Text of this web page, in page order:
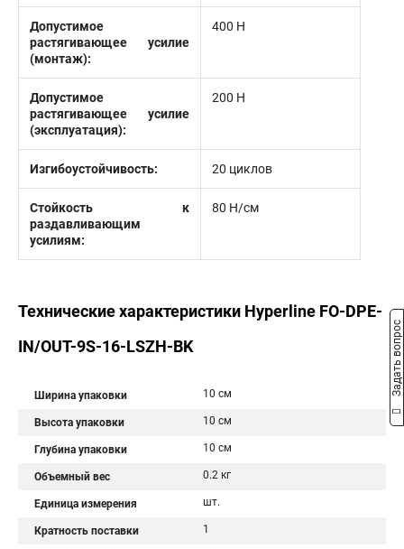
Допустимое
растягивающее усилие
(монтаж):
400 Н
Допустимое
растягивающее усилие
(эксплуатация):
200 Н
Изгибоустойчивость: 20 циклов
Стойкость к
раздавливающим
усилиям:
80 Н/см
Технические характеристики Hyperline FO-DPE-
IN/OUT-9S-16-LSZH-BK
Ширина упаковки 10 см
Высота упаковки 10 см
Глубина упаковки 10 см
Объемный вес 0.2 кг
Единица измерения шт.
Кратность поставки 1
Задать вопрос